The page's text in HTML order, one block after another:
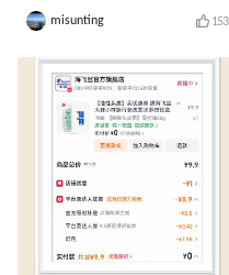
misunting 153